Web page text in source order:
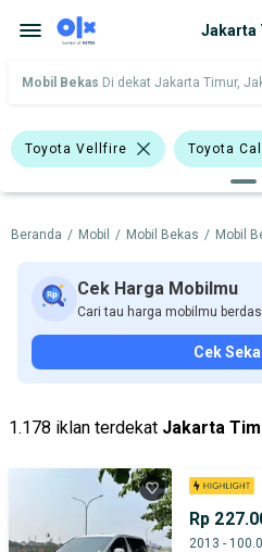
Jakarta
Mobil Bekas Di dekat Jakarta Timur,
Toyota Vellfire Toyota
Toyota
Harga Merek Dan Model
Tipe Bodi Tipe Membership
Beranda / Mobil / Mobil Bekas / Mobil
Cek Harga Mobilmu
Cari tau harga mobilmu
Cek
1.178 iklan terdekat Jakarta
Rp
2013 -